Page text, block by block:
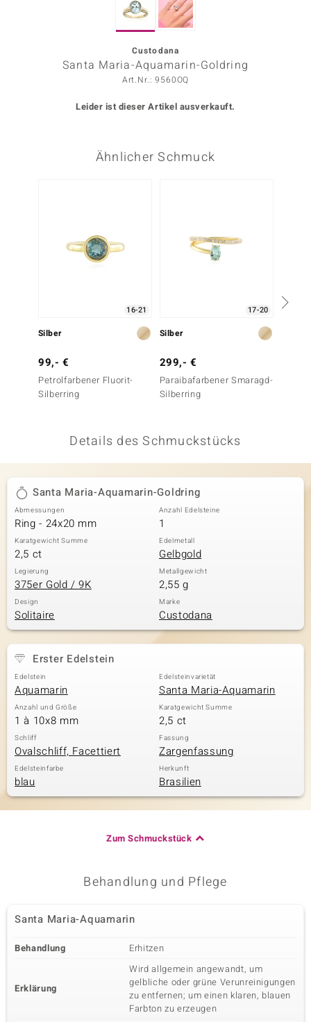
BY DE MELO
Collection
Classics
Custodana
Santa Maria-Aquamarin-Goldring
Art.Nr.: 9560OQ
Leider ist dieser Artikel ausverkauft.
Ähnlicher Schmuck
16-21
Silber
99,- €
Petrolfarbener Fluorit-
Silberring
17-20
Silber
299,- €
Paraibafarbener Smaragd-
Silberring
Details des Schmuckstücks
Santa Maria-Aquamarin-Goldring
Abmessungen
Ring - 24x20 mm
Anzahl Edelsteine
1
Karatgewicht Summe
2,5 ct
Edelmetall
Gelbgold
Legierung
375er Gold / 9K
Metallgewicht
2,55 g
Design
Solitaire
Marke
Custodana
Erster Edelstein
Edelstein
Aquamarin
Edelsteinvarietät
Santa Maria-Aquamarin
Anzahl und Größe
1 à 10x8 mm
Karatgewicht Summe
2,5 ct
Schliff
Ovalschliff, Facettiert
Fassung
Zargenfassung
Edelsteinfarbe
blau
Herkunft
Brasilien
Zum Schmuckstück
Behandlung und Pflege
Santa Maria-Aquamarin
Behandlung Erhitzen
Erklärung
Wird allgemein angewandt, um
gelbliche oder grüne Verunreinigungen
zu entfernen; um einen klaren, blauen
Farbton zu erzeugen